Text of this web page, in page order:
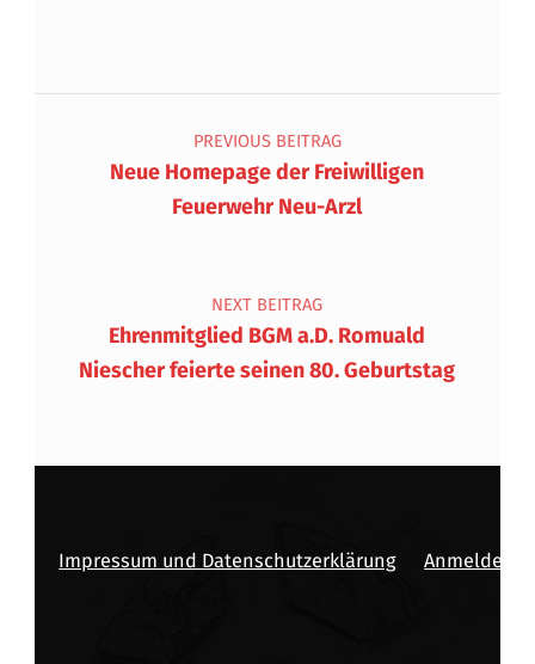
Beitragsnavigation
PREVIOUS BEITRAG
Neue Homepage der Freiwilligen
Feuerwehr Neu-Arzl
NEXT BEITRAG
Ehrenmitglied BGM a.D. Romuald
Niescher feierte seinen 80. Geburtstag
Impressum und Datenschutzerklärung Anmelden